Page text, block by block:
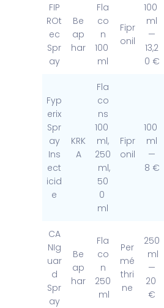
FIP
ROt
ec
Spr
ay
Be
ap
har
Fla
co
n
100
ml
Fipr
onil
100
ml
—
13,2
0 €
Fyp
erix
Spr
ay
Ins
ect
icid
e
KRK
A
Fla
co
ns
100
ml,
250
ml,
50
0
ml
Fipr
onil
100
ml
—
8 €
CA
NIg
uar
d
Spr
ay
Be
ap
har
Fla
co
n
250
ml
Per
mé
thri
ne
250
ml
—
20
€